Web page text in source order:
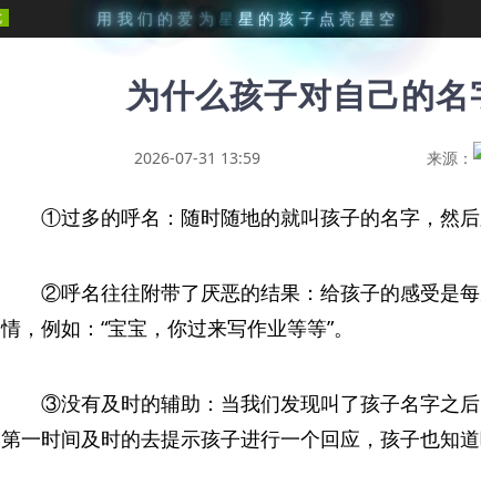
用 我 们 的 爱 为 星 星 的 孩 子 点 亮 星 空
为什么孩子对自己的
2026-07-31 13:59 来源：
①过多的呼名：随时随地的就叫孩子的名字，然
②呼名往往附带了厌恶的结果：给孩子的感受是
情，例如：“宝宝，你过来写作业等等”。
③没有及时的辅助：当我们发现叫了孩子名字之
第一时间及时的去提示孩子进行一个回应，孩子也知